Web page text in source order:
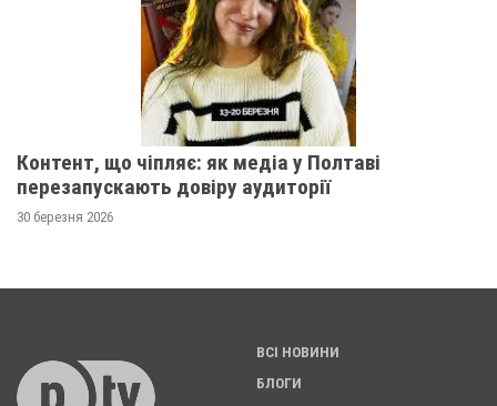
Контент, що чіпляє: як медіа у Полтаві
перезапускають довіру аудиторії
30 березня 2026
ВСІ НОВИНИ
БЛОГИ